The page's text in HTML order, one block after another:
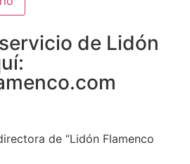
de Lidón
de “Lidón Flamenco